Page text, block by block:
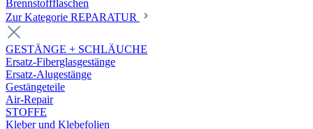
Brennstoffflaschen
Zur Kategorie REPARATUR
GESTÄNGE + SCHLÄUCHE
Ersatz-Fiberglasgestänge
Ersatz-Alugestänge
Gestängeteile
Air-Repair
STOFFE
Kleber und Klebefolien